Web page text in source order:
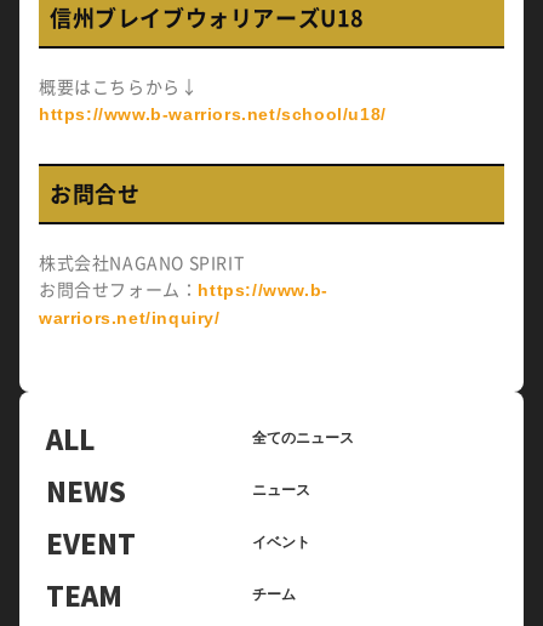
信州ブレイブウォリアーズU18
概要はこちらから↓
https://www.b-warriors.net/school/u18/
お問合せ
株式会社NAGANO SPIRIT
お問合せフォーム： https://www.b-
warriors.net/inquiry/
ALL 全てのニュース
NEWS ニュース
EVENT イベント
TEAM チーム